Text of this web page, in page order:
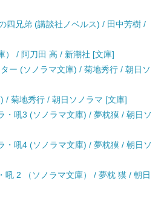
四兄弟 (講談社ノベルス) / 田中芳樹 /
） / 阿刀田 高 / 新潮社 [文庫]
ー (ソノラマ文庫) / 菊地秀行 / 朝日ソ
/ 菊地秀行 / 朝日ソノラマ [文庫]
・吼3 (ソノラマ文庫) / 夢枕獏 / 朝日ソ
・吼4 (ソノラマ文庫) / 夢枕獏 / 朝日ソ
吼 2 （ソノラマ文庫） / 夢枕 獏 / 朝日